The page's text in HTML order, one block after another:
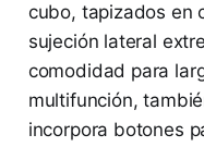
cubo, tapizados en
sujeción lateral
comodidad para
multifunción,
incorpora botones